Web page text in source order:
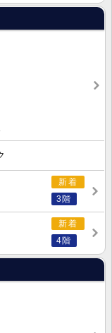
新着
3階
新着
4階